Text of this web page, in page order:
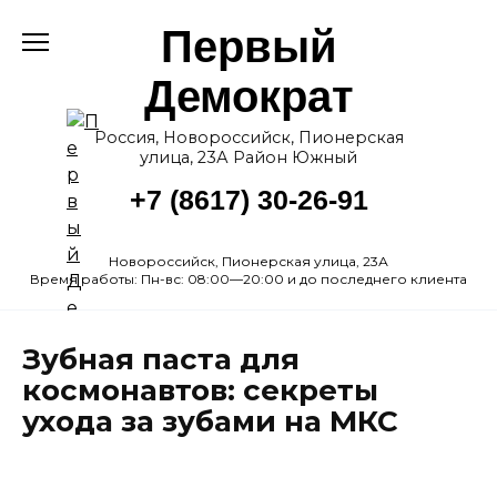
Первый
Демократ
Россия, Новороссийск, Пионерская
улица, 23А Район Южный
+7 (8617) 30-26-91
Новороссийск, Пионерская улица, 23А
Время работы: Пн-вс: 08:00—20:00 и до последнего клиента
Зубная паста для
космонавтов: секреты
ухода за зубами на МКС